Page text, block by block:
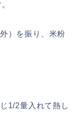
）を振り、米粉
1/2量入れて熱し